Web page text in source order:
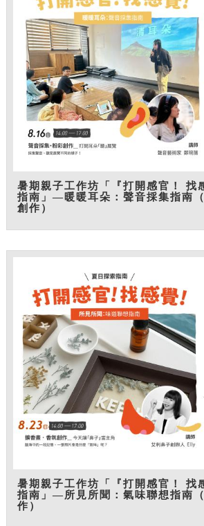
暑期親子工作坊「『打開感官！ 找
指南」—暖暖耳朵：聲音採集指南
創作）
暑期親子工作坊「『打開感官！ 找
指南」—所見所聞：氣味聯想指南
作）